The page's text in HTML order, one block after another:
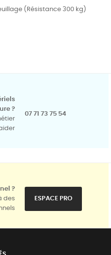
(Résistance 300 kg)
?
07 71 73 75 54
?
des
ESPACE PRO